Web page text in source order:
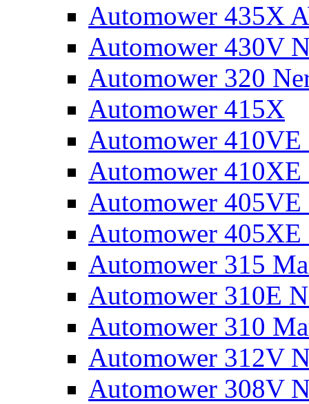
Automower 435X
Automower 430V
Automower 320
Automower 415X
Automower 410VE
Automower 410XE
Automower 405VE
Automower 405XE
Automower 315
Automower 310E
Automower 310
Automower 312V
Automower 308V